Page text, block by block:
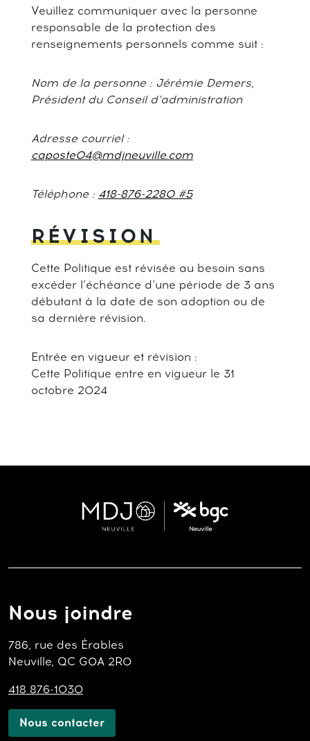
Veuillez communiquer avec la personne
responsable de la protection des
renseignements personnels comme suit :
Nom de la personne : Jérémie Demers,
Président du Conseil d’administration
Adresse courriel :
caposte04@mdjneuville.com
Téléphone : 418-876-2280 #5
RÉVISION
Cette Politique est révisée au besoin sans
excéder l’échéance d’une période de 3 ans
débutant à la date de son adoption ou de
sa dernière révision.
Entrée en vigueur et révision :
Cette Politique entre en vigueur le 31
octobre 2024
Nous joindre
786, rue des Érables
Neuville, QC G0A 2R0
418 876-1030
Nous contacter